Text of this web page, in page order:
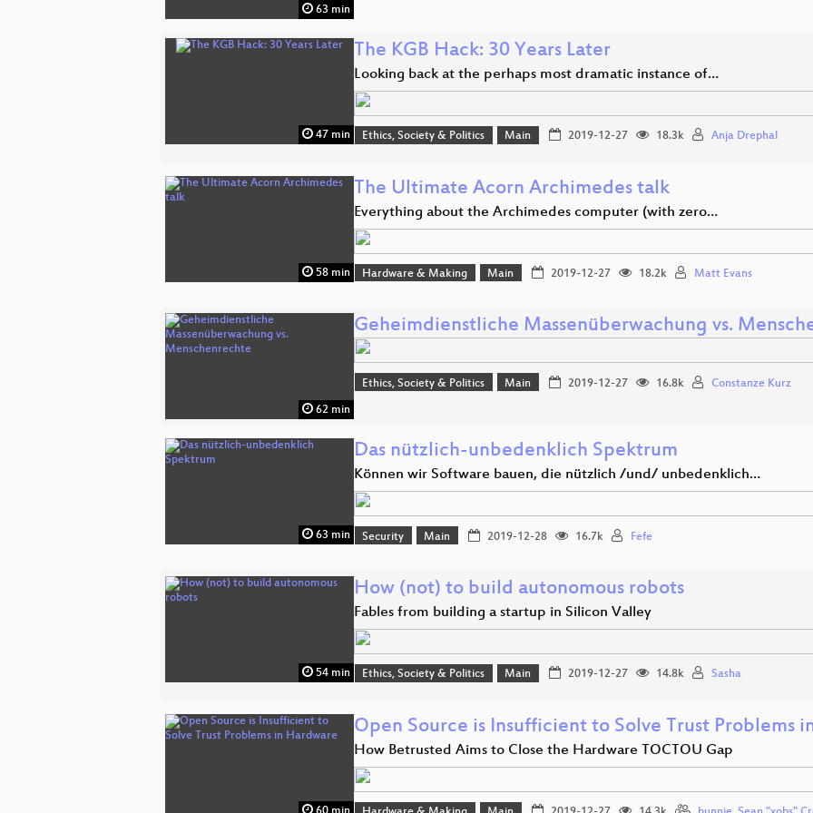
63 min
47 min
The KGB Hack: 30 Years Later
Looking back at the perhaps most dramatic instance of…
Ethics, Society & Politics Main 2019-12-27 18.3k Anja Drephal
58 min
The Ultimate Acorn Archimedes talk
Everything about the Archimedes computer (with zero…
Hardware & Making Main 2019-12-27 18.2k Matt Evans
62 min
Geheimdienstliche Massenüberwachung vs.
Ethics, Society & Politics Main 2019-12-27 16.8k Constanze Kurz
63 min
Das nützlich-unbedenklich Spektrum
Können wir Software bauen, die nützlich /und/ unbedenklich…
Security Main 2019-12-28 16.7k Fefe
54 min
How (not) to build autonomous robots
Fables from building a startup in Silicon Valley
Ethics, Society & Politics Main 2019-12-27 14.8k Sasha
Open Source is Insufficient to Solve Trust Problems
How Betrusted Aims to Close the Hardware TOCTOU Gap